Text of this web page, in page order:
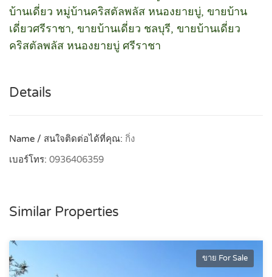
บ้านเดี่ยว หมู่บ้านคริสตัลพลัส หนองยายบู่, ขายบ้าน
เดี่ยวศรีราชา, ขายบ้านเดี่ยว ชลบุรี, ขายบ้านเดี่ยว
คริสตัลพลัส หนองยายบู่ ศรีราชา
Details
Name / สนใจติดต่อได้ที่คุณ: กิ่ง
เบอร์โทร: 0936406359
Similar Properties
ขาย For Sale